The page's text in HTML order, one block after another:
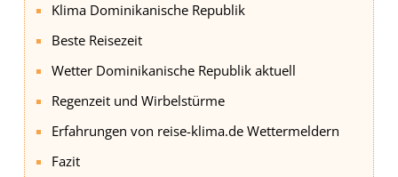
Klima Dominikanische Republik
Beste Reisezeit
Wetter Dominikanische Republik aktuell
Regenzeit und Wirbelstürme
Erfahrungen von reise-klima.de Wettermeldern
Fazit